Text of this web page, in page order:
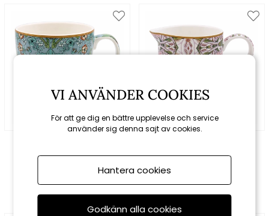
199 kr
199 kr
VI ANVÄNDER COOKIES
För att ge dig en bättre upplevelse och service
använder sig denna sajt av cookies.
Hantera cookies
Godkänn alla cookies